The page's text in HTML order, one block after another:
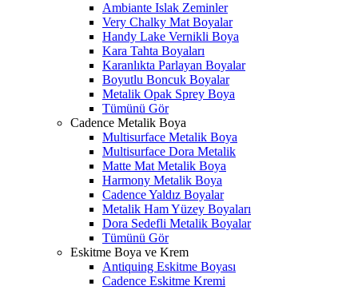
Ambiante Islak Zeminler
Very Chalky Mat Boyalar
Handy Lake Vernikli Boya
Kara Tahta Boyaları
Karanlıkta Parlayan Boyalar
Boyutlu Boncuk Boyalar
Metalik Opak Sprey Boya
Tümünü Gör
Cadence Metalik Boya
Multisurface Metalik Boya
Multisurface Dora Metalik
Matte Mat Metalik Boya
Harmony Metalik Boya
Cadence Yaldız Boyalar
Metalik Ham Yüzey Boyaları
Dora Sedefli Metalik Boyalar
Tümünü Gör
Eskitme Boya ve Krem
Antiquing Eskitme Boyası
Cadence Eskitme Kremi